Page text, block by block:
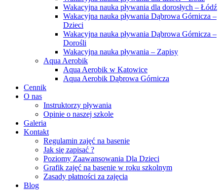
Wakacyjna nauka pływania dla dorosłych – Łódź
Wakacyjna nauka pływania Dąbrowa Górnicza –
Dzieci
Wakacyjna nauka pływania Dąbrowa Górnicza –
Dorośli
Wakacyjna nauka pływania – Zapisy
Aqua Aerobik
Aqua Aerobik w Katowice
Aqua Aerobik Dąbrowa Górnicza
Cennik
O nas
Instruktorzy pływania
Opinie o naszej szkole
Galeria
Kontakt
Regulamin zajęć na basenie
Jak się zapisać ?
Poziomy Zaawansowania Dla Dzieci
Grafik zajęć na basenie w roku szkolnym
Zasady płatności za zajęcia
Blog